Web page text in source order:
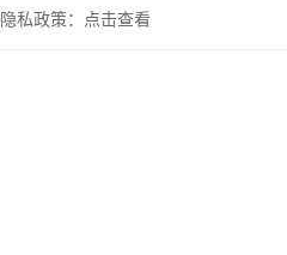
隐私政策： 点击查看